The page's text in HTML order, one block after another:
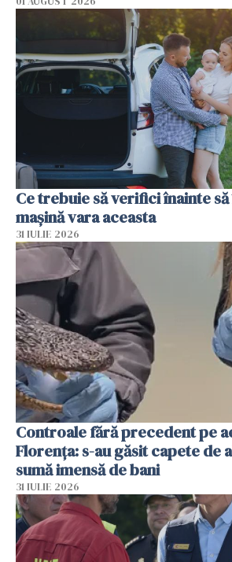
Ce trebuie să verifici înainte
mașină vara aceasta
31 IULIE 2026
Controale fără precedent pe
Florența: s-au găsit capete de
sumă imensă de bani
31 IULIE 2026